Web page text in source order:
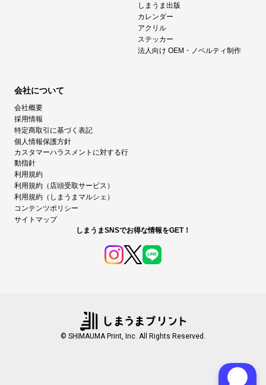
しまうま出版
カレンダー
アクリル
ステッカー
法人向け OEM・ノベルティ制作
会社について
会社概要
採用情報
特定商取引に基づく表記
個人情報保護方針
カスタマーハラスメントに対する行
動指針
利用規約
利用規約（店頭受取サービス）
利用規約（しまうまマルシェ）
コンテンツポリシー
サイトマップ
しまうまSNSでお得な情報をGET！
© SHIMAUMA Print, Inc. All Rights Reserved.